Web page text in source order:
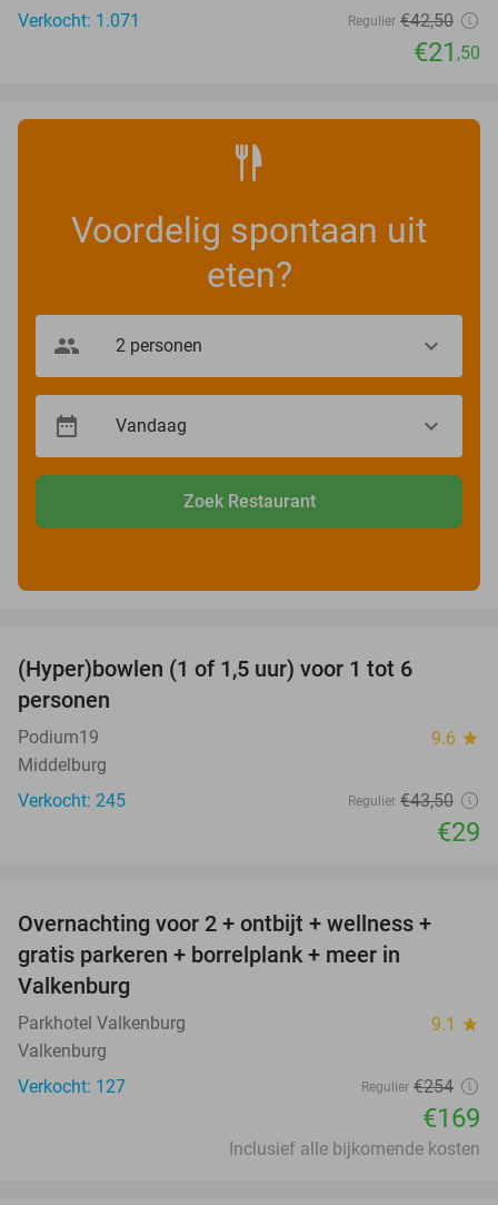
Verkocht: 1.071
Regulier €42,50
€21 ,50
Voordelig spontaan uit
eten?
Zoek Restaurant
(Hyper)bowlen (1 of 1,5 uur) voor 1 tot 6
personen
Podium19 9.6 star
Middelburg
Verkocht: 245
Regulier €43,50
€29
33%
Overnachting voor 2 + ontbijt + wellness +
gratis parkeren + borrelplank + meer in
Valkenburg
Parkhotel Valkenburg 9.1 star
Valkenburg
Verkocht: 127
Regulier €254
€169
Inclusief alle bijkomende kosten